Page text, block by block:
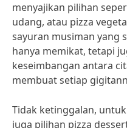
menyajikan pilihan
udang, atau pizza
sayuran musiman yang
hanya memikat, tetapi
keseimbangan antara
membuat setiap
Tidak ketinggalan,
juga pilihan pizza